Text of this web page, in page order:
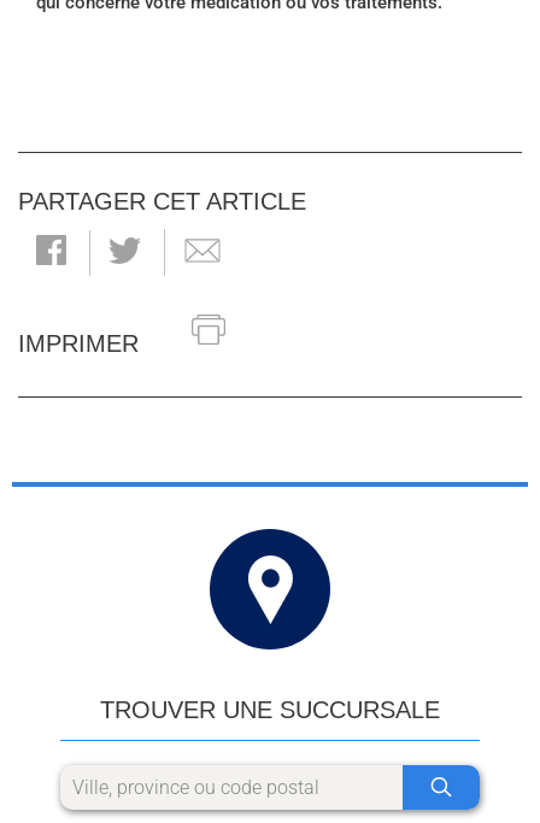
PARTAGER CET ARTICLE
IMPRIMER
TROUVER UNE SUCCURSALE